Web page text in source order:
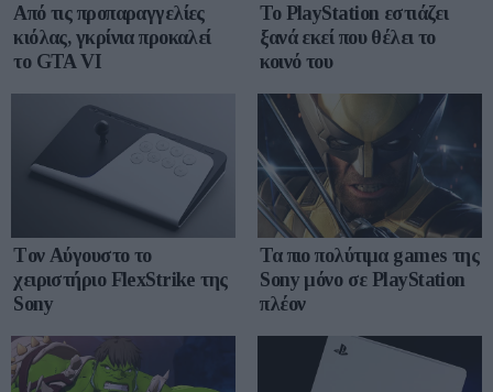
Από τις προπαραγγελίες
κιόλας, γκρίνια προκαλεί
το GTA VI
Το PlayStation εστιάζει
ξανά εκεί που θέλει το
κοινό του
Tον Αύγουστο το
χειριστήριο FlexStrike της
Sony
Τα πιο πολύτιμα games της
Sony μόνο σε PlayStation
πλέον